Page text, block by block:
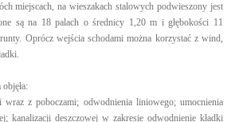
miejscach, na wieszakach stalowych podwieszony jest
są na 18 palach o średnicy 1,20 m i głębokości 11
Oprócz wejścia schodami można korzystać z wind,
wraz z poboczami; odwodnienia liniowego; umocnienia
kanalizacji deszczowej w zakresie odwodnienie kładki